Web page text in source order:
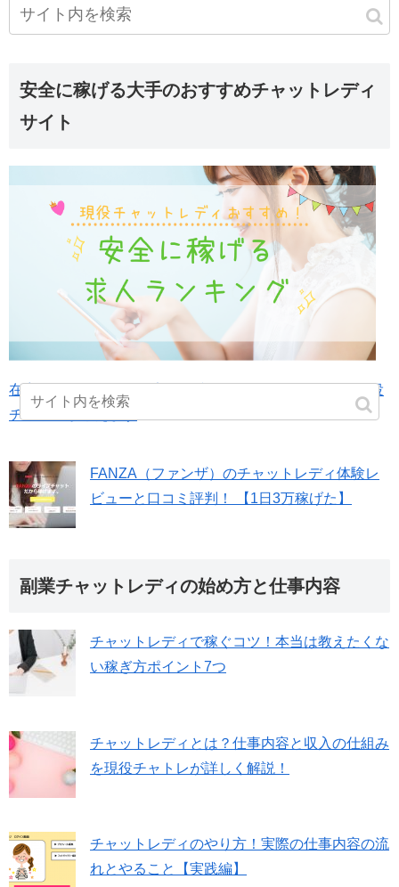
安全に稼げる大手のおすすめチャットレディ
サイト
在宅チャットレディの安全で稼げるサイトランキング-現役
チャトレが教えます
FANZA（ファンザ）のチャットレディ体験レ
ビューと口コミ評判！ 【1日3万稼げた】
副業チャットレディの始め方と仕事内容
チャットレディで稼ぐコツ！本当は教えたくな
い稼ぎ方ポイント7つ
チャットレディとは？仕事内容と収入の仕組み
を現役チャトレが詳しく解説！
チャットレディのやり方！実際の仕事内容の流
れとやること【実践編】